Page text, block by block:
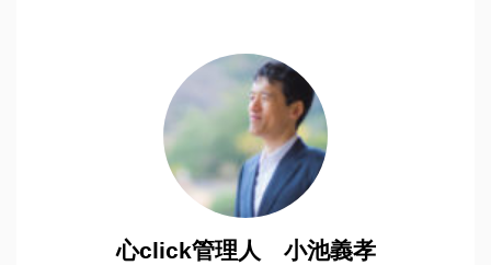
心click管理人 小池義孝